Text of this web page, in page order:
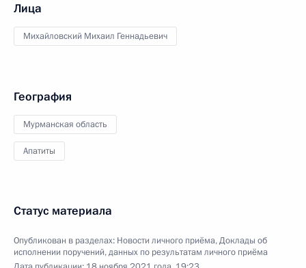
Лица
Михайловский Михаил Геннадьевич
География
Мурманская область
Апатиты
Статус материала
Опубликован в разделах: Новости личного приёма,Доклады об
исполнении поручений, данных по результатам личного приёма